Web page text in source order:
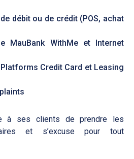
débit ou de crédit (POS, achat
MauBank WithMe et Internet
Credit Card et Leasing
à ses clients de prendre les
et s’excuse pour tout